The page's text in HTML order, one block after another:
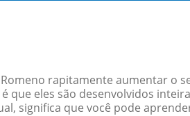
rapitamente aumentar o
que eles são desenvolvidos
significa que você pode